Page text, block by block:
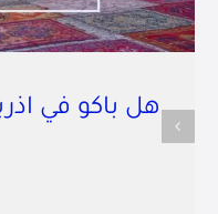
هل باكو في